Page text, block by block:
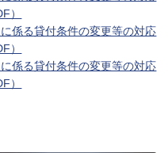
）
係る貸付条件の変更等の対応
）
係る貸付条件の変更等の対応
）